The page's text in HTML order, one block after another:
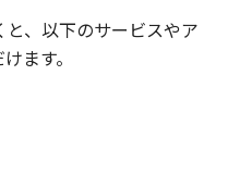
と、以下のサービスやア
ます。